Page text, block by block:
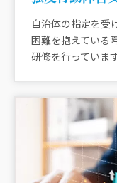
自治体の指定を受
困難を抱えている
研修を行っています